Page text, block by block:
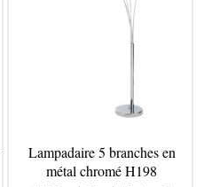
Lampadaire 5 branches en
métal chromé H198